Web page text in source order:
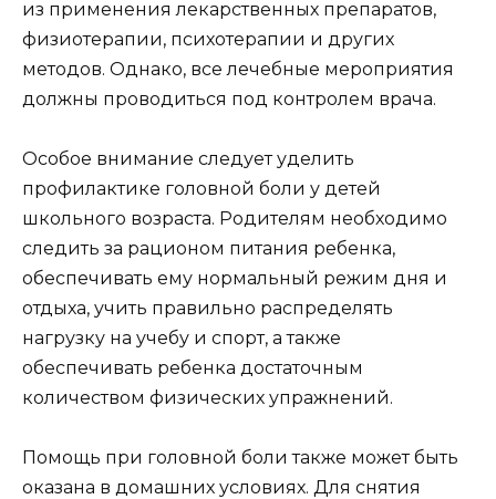
из применения лекарственных препаратов,
физиотерапии, психотерапии и других
методов. Однако, все лечебные мероприятия
должны проводиться под контролем врача.
Особое внимание следует уделить
профилактике головной боли у детей
школьного возраста. Родителям необходимо
следить за рационом питания ребенка,
обеспечивать ему нормальный режим дня и
отдыха, учить правильно распределять
нагрузку на учебу и спорт, а также
обеспечивать ребенка достаточным
количеством физических упражнений.
Помощь при головной боли также может быть
оказана в домашних условиях. Для снятия